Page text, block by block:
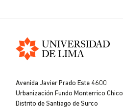
Lima
Avenida Javier Prado Este 4600
Urbanización Fundo Monterrico Chico
Distrito de Santiago de Surco